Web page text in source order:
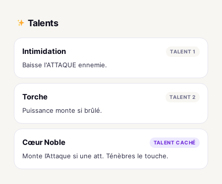
Talents
Intimidation TALENT 1
Baisse l'ATTAQUE ennemie.
Torche TALENT 2
Puissance monte si brûlé.
Cœur Noble TALENT CACHÉ
Monte l’Attaque si une att. Ténèbres le touche.